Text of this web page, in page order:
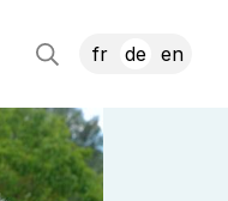
fr de en